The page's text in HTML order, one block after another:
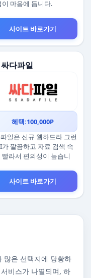
이 마음에 듭니다.
사이트 바로가기
다파일
혜택:100,000P
일은 신규 웹하드라 그런
가 깔끔하고 자료 검색 속
빨라서 편의성이 높습니
사이트 바로가기
많은 선택지에 당황하
비스가 나열되며, 하